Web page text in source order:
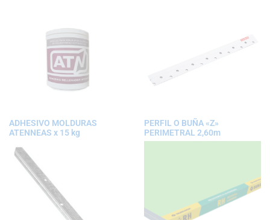
ADHESIVO MOLDURAS
ATENNEAS x 15 kg
PERFIL O BUÑA «Z»
PERIMETRAL 2,60m